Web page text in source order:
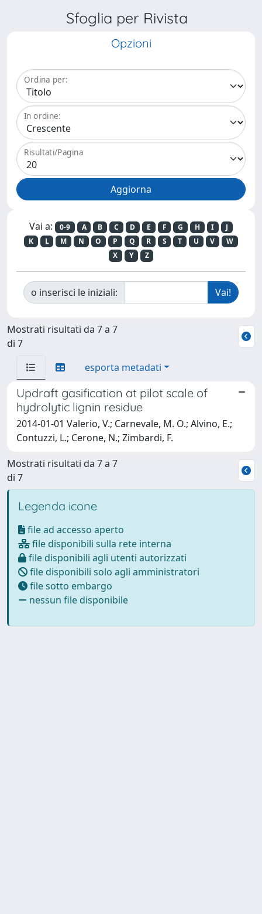
Sfoglia per Rivista
Opzioni
Ordina per:
In ordine:
Risultati/Pagina
Vai a: 0-9 A B C D E F G H I
J
K
L M N O P Q R S T U V
W
X
Y Z
o inserisci le iniziali:
Mostrati risultati da 7 a 7
di 7
esporta metadati
Updraft gasification at pilot scale of
hydrolytic lignin residue
2014-01-01 Valerio, V.; Carnevale, M. O.; Alvino, E.;
Contuzzi, L.; Cerone, N.; Zimbardi, F.
Mostrati risultati da 7 a 7
di 7
Legenda icone
file ad accesso aperto
file disponibili sulla rete interna
file disponibili agli utenti autorizzati
file disponibili solo agli amministratori
file sotto embargo
nessun file disponibile